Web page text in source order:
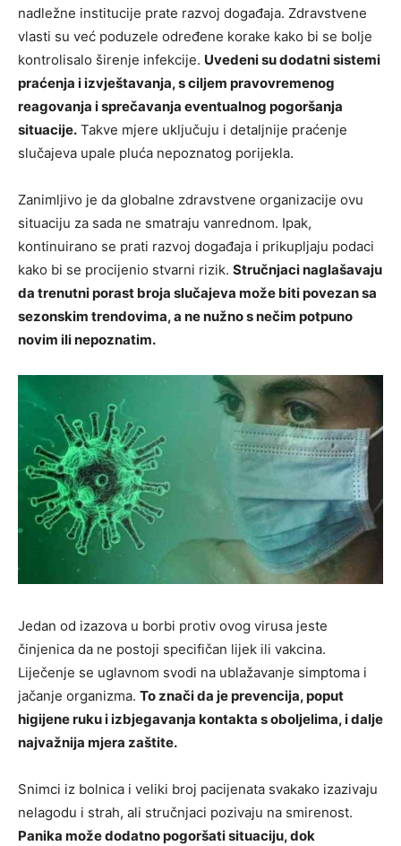
nadležne institucije prate razvoj događaja. Zdravstvene
vlasti su već poduzele određene korake kako bi se bolje
kontrolisalo širenje infekcije. Uvedeni su dodatni sistemi
praćenja i izvještavanja, s ciljem pravovremenog
reagovanja i sprečavanja eventualnog pogoršanja
situacije. Takve mjere uključuju i detaljnije praćenje
slučajeva upale pluća nepoznatog porijekla.
Zanimljivo je da globalne zdravstvene organizacije ovu
situaciju za sada ne smatraju vanrednom. Ipak,
kontinuirano se prati razvoj događaja i prikupljaju podaci
kako bi se procijenio stvarni rizik. Stručnjaci naglašavaju
da trenutni porast broja slučajeva može biti povezan sa
sezonskim trendovima, a ne nužno s nečim potpuno
novim ili nepoznatim.
Jedan od izazova u borbi protiv ovog virusa jeste
činjenica da ne postoji specifičan lijek ili vakcina.
Liječenje se uglavnom svodi na ublažavanje simptoma i
jačanje organizma. To znači da je prevencija, poput
higijene ruku i izbjegavanja kontakta s oboljelima, i dalje
najvažnija mjera zaštite.
Snimci iz bolnica i veliki broj pacijenata svakako izazivaju
nelagodu i strah, ali stručnjaci pozivaju na smirenost.
Panika može dodatno pogoršati situaciju, dok